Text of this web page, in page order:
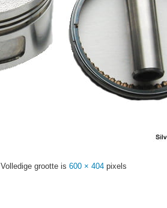
Volledige grootte is 600 × 404 pixels